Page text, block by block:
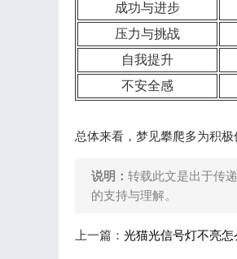
成功与进步
压力与挑战
自我提升
不安全感
总体来看，梦见攀爬多为积
说明： 转载此文是出于传
的支持与理解。
上一篇： 光猫光信号灯不亮怎